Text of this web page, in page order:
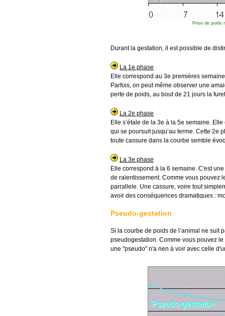
Prise de poids
Durant la gestation, il est possible de
La 1e phase
Elle correspond au 3e premières
Parfois, on peut même observer une
perte de poids, au bout de 21 jours la
La 2e phase
Elle s’étale de la 3e à la 5e semaine.
qui se poursuit jusqu’au terme. Cette 2e
toute cassure dans la courbe semble
La 3e phase
Elle correspond à la 6 semaine. C'est
de ralentissement. Comme vous pouvez
parrallele. Une cassure, voire tout
avoir des conséquences dramatiques :
Pseudo-gestation
Si la courbe de poids de l’animal ne suit
pseudogestation. Comme vous pouvez
une "pseudo" n'a rien à voir avec celle